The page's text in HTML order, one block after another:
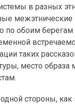
в разных
межэтнические
по обоим
таких
место образа
стороны, как